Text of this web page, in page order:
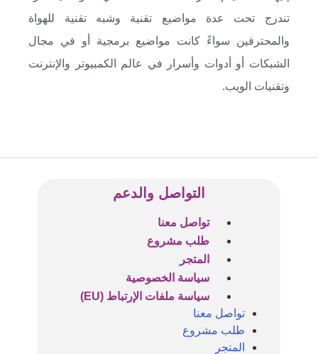
تندرج تحت عدة مواضيع تقنية وشبه تقنية للهواة
والمحترفين سواءً كانت مواضيع برمجية أو في مجال
الشبكات أو أدوات وأسرار في عالم الكمبيوتر والإنترنت
وتقنيات الويب.
التواصل والدعم
تواصل معنا
طلب مشروع
المتجر
سياسة الخصوصية
سياسة ملفات الإرتباط (EU)
تواصل معنا
طلب مشروع
المتجر